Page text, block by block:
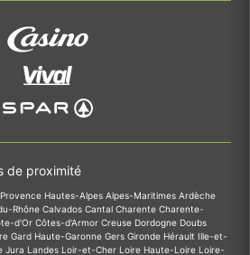
de proximité
Hautes-Alpes Alpes-Maritimes Ardèche
Rhône Calvados Cantal Charente Charente-
d'Or Côtes-d'Armor Creuse Dordogne Doubs
Gard Haute-Garonne Gers Gironde Hérault Ille-et-
Jura Landes Loir-et-Cher Loire Haute-Loire Loire-